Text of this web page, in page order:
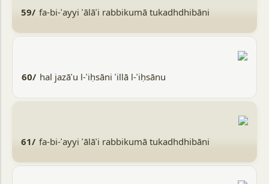
59/ fa-bi-ʾayyi ʾālāʾi rabbikumā tukadhdhibāni
60/ hal jazāʾu l-ʾiḥsāni ʾillā l-ʾiḥsānu
61/ fa-bi-ʾayyi ʾālāʾi rabbikumā tukadhdhibāni